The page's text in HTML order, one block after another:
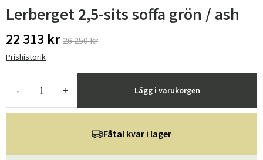
Lerberget 2,5-sits soffa grön / ash
22 313 kr 26 250 kr
Prishistorik
- + Lägg i varukorgen
Fåtal kvar i lager